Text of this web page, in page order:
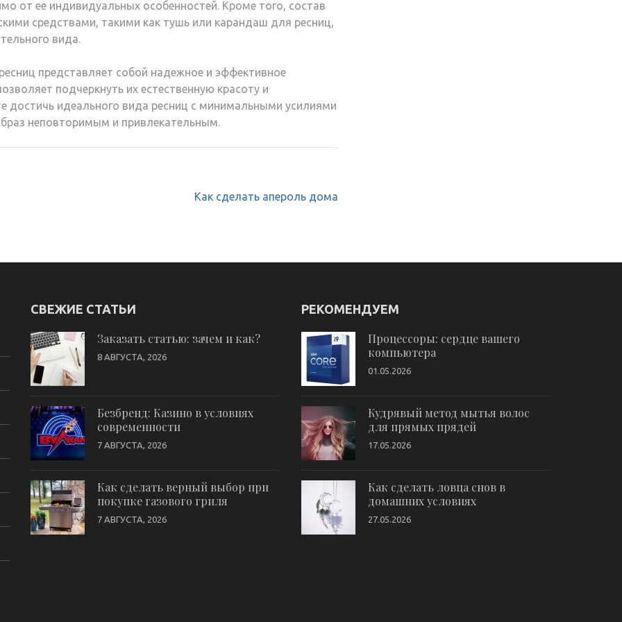
от ее индивидуальных особенностей. Кроме того, состав
средствами, такими как тушь или карандаш для ресниц,
вида.
представляет собой надежное и эффективное
подчеркнуть их естественную красоту и
достичь идеального вида ресниц с минимальными усилиями
неповторимым и привлекательным.
Как сделать апероль дома
СВЕЖИЕ СТАТЬИ
Заказать статью: зачем и как?
8 АВГУСТА, 2026
Безбренд: Казино в условиях
современности
7 АВГУСТА, 2026
Как сделать верный выбор при
покупке газового гриля
7 АВГУСТА, 2026
РЕКОМЕНДУЕМ
Процессоры: сердце вашего
компьютера
01.05.2026
Кудрявый метод мытья волос
для прямых прядей
17.05.2026
Как сделать ловца снов в
домашних условиях
27.05.2026